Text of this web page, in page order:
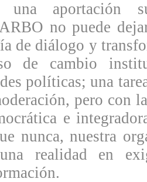
una aportación
no puede
de diálogo y
de cambio
políticas; una
pero con
e
nunca, nuestra
realidad en